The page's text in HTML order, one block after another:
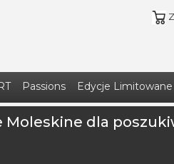
Passions Edycje Limitowane
dla